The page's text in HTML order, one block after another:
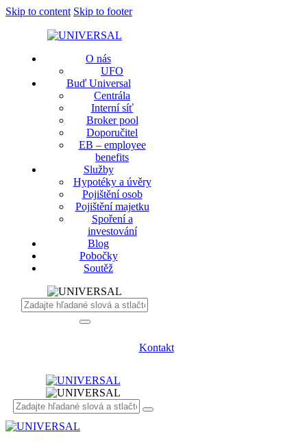
Skip to content Skip to footer
O nás
UFO
Buď Universal
Centrála
Interní síť
Broker pool
Doporučitel
EB – employee
benefits
Služby
Hypotéky a úvěry
Pojištění osob
Pojištění majetku
Spoření a
investování
Blog
Pobočky
Soutěž
Kontakt